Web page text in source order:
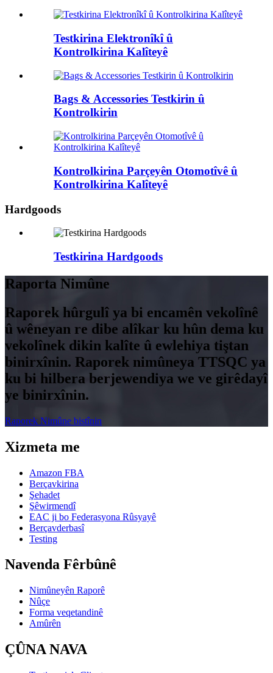
Testkirina Elektronîkî û
Kontrolkirina Kalîteyê
Bags & Accessories Testkirin û
Kontrolkirin
Kontrolkirina Parçeyên Otomotîvê û
Kontrolkirina Kalîteyê
Hardgoods
Testkirina Hardgoods
Raporta Nimûne
Raporek hûrgulî ya bi encamên vekolînê
û wêneyan re dibe alîkar ku hûn dema ku
vekolînek dikin kalîte û ewlehiya tiştan
binirxînin. Raporek nimûneya TTSQC ya
ku bi hilbera berjewendiya we ve girêdayî
ye binirxînin.
Raporek Nimûne bistînin
Xizmeta me
Amazon FBA
Berçavkirina
Şehadet
Şêwirmendî
EAC ji bo Federasyona Rûsyayê
Berçavderbasî
Testing
Navenda Fêrbûnê
Nimûneyên Raporê
Nûçe
Forma veqetandinê
Amûrên
ÇÛNA NAVA